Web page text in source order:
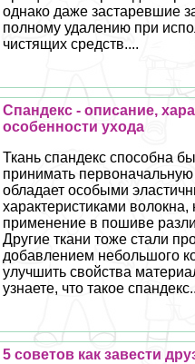
однако даже застаревшие
полному удалению при
чистящих средств....
Спандекс - описание,
особенности ухода
Ткань спандекс способна
принимать первоначальную
обладает особыми
хаpaктеристиками
применение в пошиве
Другие ткани тоже стали
добавлением небольшого
улучшить свойства
узнаете, что такое
5 советов как завести